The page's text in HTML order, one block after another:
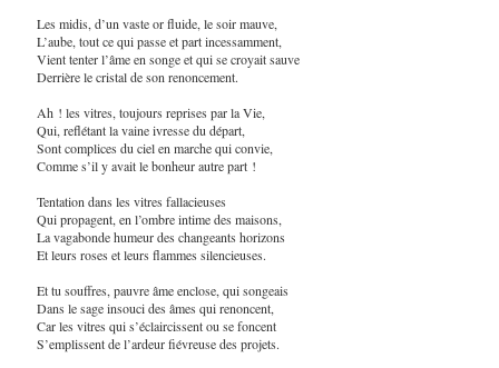
Les midis, d’un vaste or fluide, le soir mauve,
L’aube, tout ce qui passe et part incessamment,
Vient tenter l’âme en songe et qui se croyait sauve
Derrière le cristal de son renoncement.
Ah ! les vitres, toujours reprises par la Vie,
Qui, reflétant la vaine ivresse du départ,
Sont complices du ciel en marche qui convie,
Comme s’il y avait le bonheur autre part !
Tentation dans les vitres fallacieuses
Qui propagent, en l’ombre intime des maisons,
La vagabonde humeur des changeants horizons
Et leurs roses et leurs flammes silencieuses.
Et tu souffres, pauvre âme enclose, qui songeais
Dans le sage insouci des âmes qui renoncent,
Car les vitres qui s’éclaircissent ou se foncent
S’emplissent de l’ardeur fiévreuse des projets.